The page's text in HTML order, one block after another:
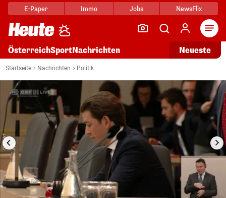
E-Paper Immo Jobs NewsFlix
ÖsterreichSportNachrichten Neueste
Startseite Nachrichten Politik
1/3